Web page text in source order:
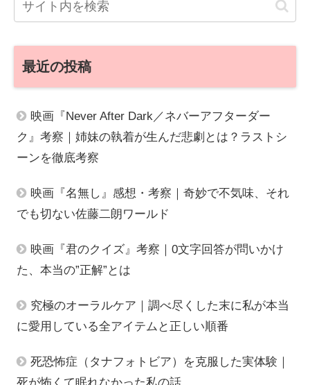
最近の投稿
映画『Never After Dark／ネバーアフターダー
ク』考察｜姉妹の執着が生んだ悲劇とは？ラストシ
ーンを徹底考察
映画『名無し』感想・考察｜奇妙で不気味、それ
でも切ない佐藤二朗ワールド
映画『君のクイズ』考察｜0文字回答が問いかけ
た、本当の”正解”とは
究極のオーラルケア｜調べ尽くした末に私が本当
に愛用している全アイテムと正しい順番
死恐怖症（タナフォトビア）を克服した実体験｜